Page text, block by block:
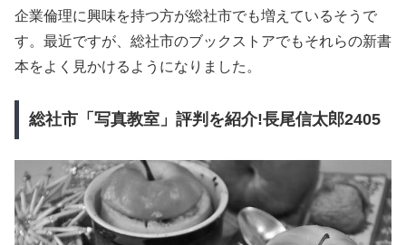
企業倫理に興味を持つ方が総社市でも増えているそうで
す。最近ですが、総社市のブックストアでもそれらの新書
本をよく見かけるようになりました。
総社市「写真教室」評判を紹介!長尾信太郎2405